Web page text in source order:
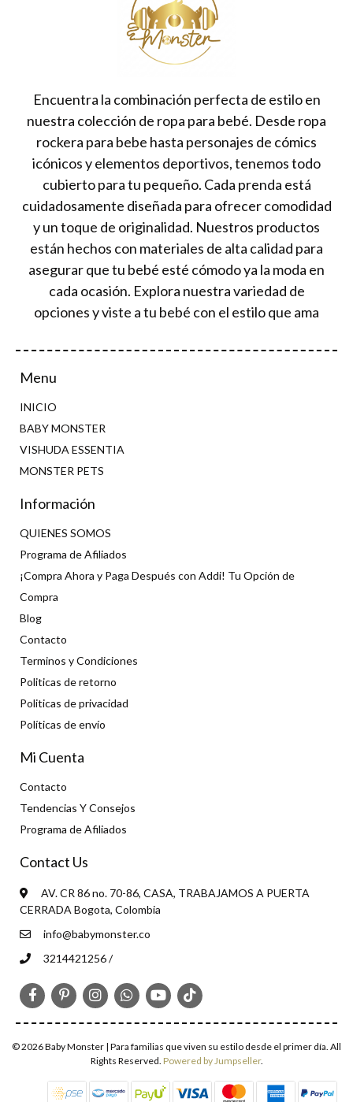
Encuentra la combinación perfecta de estilo en
nuestra colección de ropa para bebé. Desde ropa
rockera para bebe hasta personajes de cómics
icónicos y elementos deportivos, tenemos todo
cubierto para tu pequeño. Cada prenda está
cuidadosamente diseñada para ofrecer comodidad
y un toque de originalidad. Nuestros productos
están hechos con materiales de alta calidad para
asegurar que tu bebé esté cómodo ya la moda en
cada ocasión. Explora nuestra variedad de
opciones y viste a tu bebé con el estilo que ama
Menu
INICIO
BABY MONSTER
VISHUDA ESSENTIA
MONSTER PETS
Información
QUIENES SOMOS
Programa de Afiliados
¡Compra Ahora y Paga Después con Addi! Tu Opción de
Compra
Blog
Contacto
Terminos y Condiciones
Politicas de retorno
Politicas de privacidad
Políticas de envío
Mi Cuenta
Contacto
Tendencias Y Consejos
Programa de Afiliados
Contact Us
AV. CR 86 no. 70-86, CASA, TRABAJAMOS A PUERTA
CERRADA Bogota, Colombia
info@babymonster.co
3214421256 /
© 2026 Baby Monster | Para familias que viven su estilo desde el primer día. All
Rights Reserved. Powered by Jumpseller.